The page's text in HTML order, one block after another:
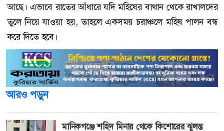
আছে। এভাবে রাতের আঁধারে যদি মহিষের বাথান থেকে রাখালদের
তুলে নিয়ে যাওয়া হয়, তাহলে একসময় চরাঞ্চলে মহিষ পালন বন্ধ
করে দিতে হবে।
আরও পড়ুন
মানিকগঞ্জে শহিদ মিনার থেকে কিশোরের ঝুলন্ত